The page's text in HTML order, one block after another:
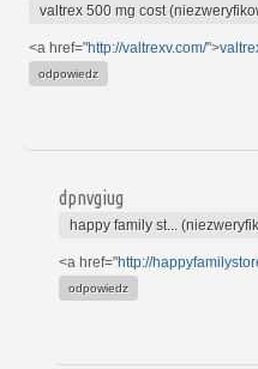
valtrex 500 mg cost
<a href="http://valtrexv.com/
odpowiedz
dpnvgiug
happy family st...
<a href="http://
odpowiedz